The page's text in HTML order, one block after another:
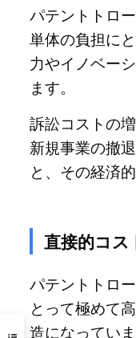
パテントトロ
単体の負担に
力やイノベー
ます。
訴訟コストの
新規事業の撤
と、その経済
直接的コス
パテントトロ
とって極めて
造になっていま